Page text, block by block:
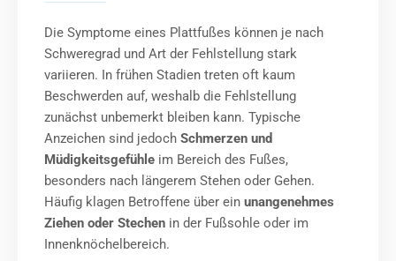
Die Symptome eines Plattfußes können je nach
Schweregrad und Art der Fehlstellung stark
variieren. In frühen Stadien treten oft kaum
Beschwerden auf, weshalb die Fehlstellung
zunächst unbemerkt bleiben kann. Typische
Anzeichen sind jedoch Schmerzen und
Müdigkeitsgefühle im Bereich des Fußes,
besonders nach längerem Stehen oder Gehen.
Häufig klagen Betroffene über ein unangenehmes
Ziehen oder Stechen in der Fußsohle oder im
Innenknöchelbereich.